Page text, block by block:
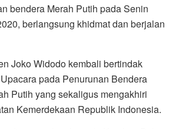
bendera Merah Putih pada Senin
berlangsung khidmat dan berjalan
Joko Widodo kembali bertindak
pada Penurunan Bendera
Putih yang sekaligus mengakhiri
Kemerdekaan Republik Indonesia.